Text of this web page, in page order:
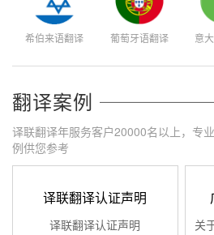
希伯来语翻译 葡萄牙语翻译 意
翻译案例
译联翻译年服务客户20000名以上，专
例供您参考
译联翻译认证声明
译联翻译认证声明
关